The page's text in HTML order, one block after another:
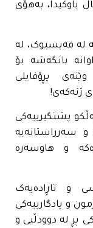
باوکیدا، بەهۆی
لە فەیسبوک، لە
بانگەشە بۆ
پڕۆفایلی
ژنەکەی!
پشتگیرییەکی
سەرراستانەیە
و هاوسەرە
و تاڕادەیەک
و یادگارییەکی
پڕ لە دوودڵیی و